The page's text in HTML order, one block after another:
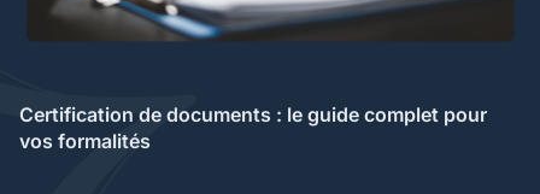
Certification de documents : le guide complet pour
vos formalités